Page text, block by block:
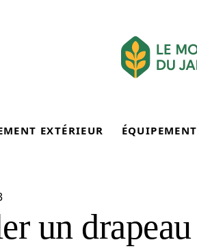
EXTÉRIEUR ÉQUIPEMENT
un drapeau